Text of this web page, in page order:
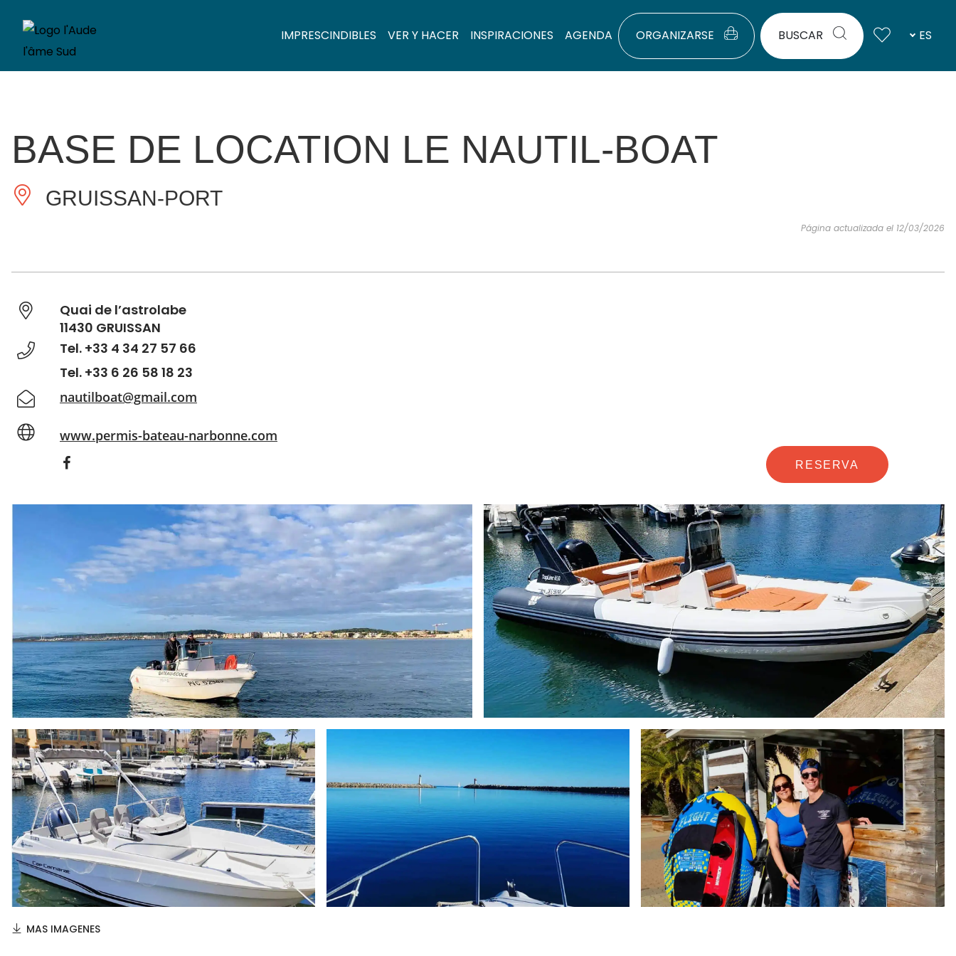
IMPRESCINDIBLES VER Y HACER INSPIRACIONES AGENDA ORGANIZARSE BUSCAR ES
BASE DE LOCATION LE NAUTIL-BOAT
GRUISSAN-PORT
Página actualizada el 12/03/2026
Quai de l’astrolabe
11430 GRUISSAN
Tel. +33 4 34 27 57 66
Tel. +33 6 26 58 18 23
nautilboat@gmail.com
www.permis-bateau-narbonne.com
RESERVA
MAS IMAGENES